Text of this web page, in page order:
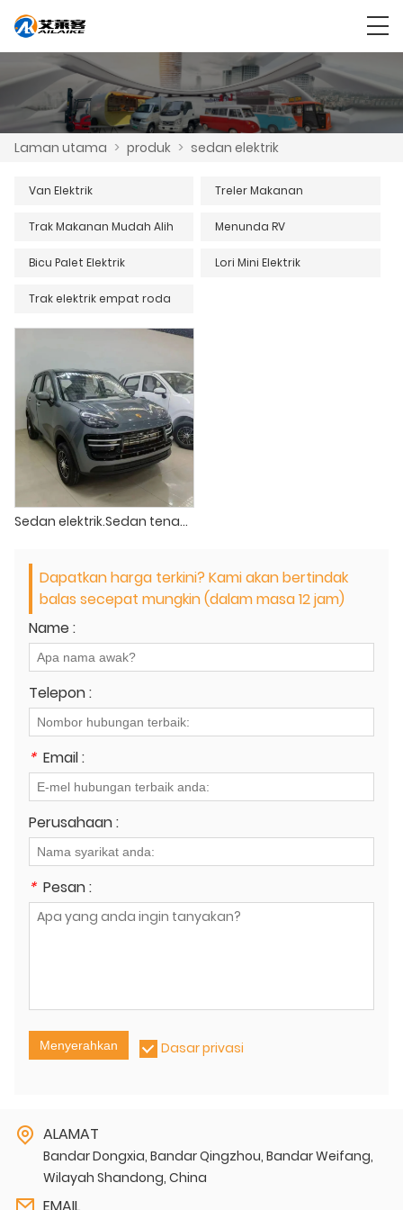
Laman utama > produk > sedan elektrik
Van Elektrik Treler Makanan
Trak Makanan Mudah Alih Menunda RV
Bicu Palet Elektrik Lori Mini Elektrik
Trak elektrik empat roda
Sedan elektrik.Sedan tenaga baharu Porsche berkelajuan rendah untuk berulang-alik
Dapatkan harga terkini? Kami akan bertindak
balas secepat mungkin (dalam masa 12 jam)
Name :
Telepon :
* Email :
Perusahaan :
* Pesan :
Menyerahkan Dasar privasi
ALAMAT
Bandar Dongxia, Bandar Qingzhou, Bandar Weifang,
Wilayah Shandong, China
EMAIL